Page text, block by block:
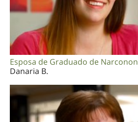
Esposa de Graduado de Narconon
Danaria B.